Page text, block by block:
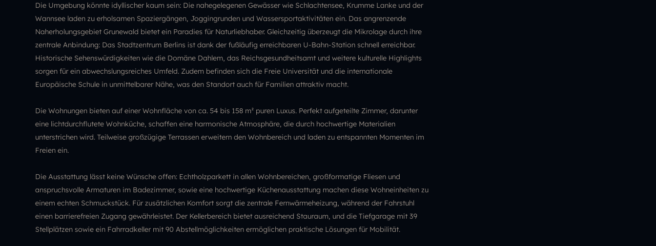
Die Umgebung könnte idyllischer kaum sein: Die nahegelegenen Gewässer wie Schlachtensee, Krumme Lanke und der
Wannsee laden zu erholsamen Spaziergängen, Joggingrunden und Wassersportaktivitäten ein. Das angrenzende
Naherholungsgebiet Grunewald bietet ein Paradies für Naturliebhaber. Gleichzeitig überzeugt die Mikrolage durch ihre
zentrale Anbindung: Das Stadtzentrum Berlins ist dank der fußläufig erreichbaren U-Bahn-Station schnell erreichbar.
Historische Sehenswürdigkeiten wie die Domäne Dahlem, das Reichsgesundheitsamt und weitere kulturelle Highlights
sorgen für ein abwechslungsreiches Umfeld. Zudem befinden sich die Freie Universität und die internationale
Europäische Schule in unmittelbarer Nähe, was den Standort auch für Familien attraktiv macht.
Die Wohnungen bieten auf einer Wohnfläche von ca. 54 bis 158 m² puren Luxus. Perfekt aufgeteilte Zimmer, darunter
eine lichtdurchflutete Wohnküche, schaffen eine harmonische Atmosphäre, die durch hochwertige Materialien
unterstrichen wird. Teilweise großzügige Terrassen erweitern den Wohnbereich und laden zu entspannten Momenten im
Freien ein.
Die Ausstattung lässt keine Wünsche offen: Echtholzparkett in allen Wohnbereichen, großformatige Fliesen und
anspruchsvolle Armaturen im Badezimmer, sowie eine hochwertige Küchenausstattung machen diese Wohneinheiten zu
einem echten Schmuckstück. Für zusätzlichen Komfort sorgt die zentrale Fernwärmeheizung, während der Fahrstuhl
einen barrierefreien Zugang gewährleistet. Der Kellerbereich bietet ausreichend Stauraum, und die Tiefgarage mit 39
Stellplätzen sowie ein Fahrradkeller mit 90 Abstellmöglichkeiten ermöglichen praktische Lösungen für Mobilität.